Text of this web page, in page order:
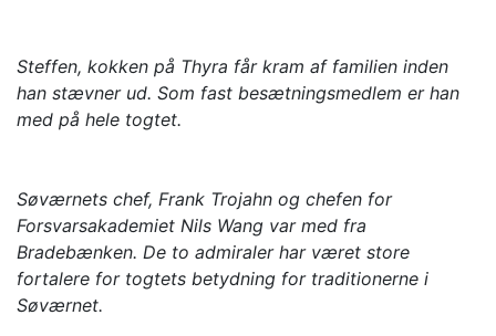
Steffen, kokken på Thyra får kram af familien inden
han stævner ud. Som fast besætningsmedlem er han
med på hele togtet.
Søværnets chef, Frank Trojahn og chefen for
Forsvarsakademiet Nils Wang var med fra
Bradebænken. De to admiraler har været store
fortalere for togtets betydning for traditionerne i
Søværnet.